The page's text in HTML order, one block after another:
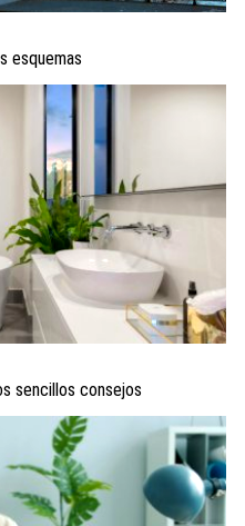
esquemas
sencillos consejos